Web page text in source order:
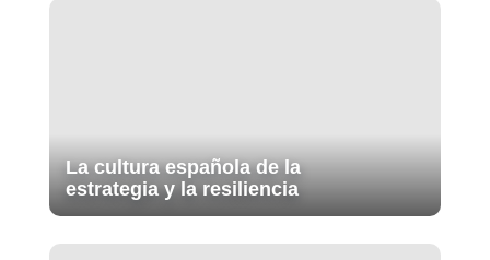
La cultura española de la
estrategia y la resiliencia